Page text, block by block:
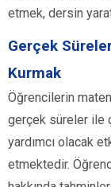
etmek, dersin
Gerçek
Kurmak
Öğrencilerin
gerçek süreler ile
yardımcı olacak
etmektedir.